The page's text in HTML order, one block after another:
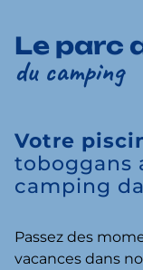
Le parc
du camping
Votre
toboggans
camping
Passez des
vacances dans